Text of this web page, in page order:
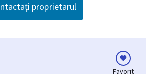
proprietarul
Favorit